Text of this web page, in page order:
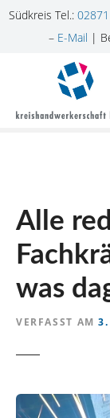
Südkreis Tel.:
– E-Mail |
Alle
was
VERFASST AM